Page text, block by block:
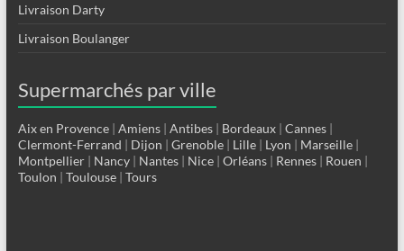
Livraison Darty
Livraison Boulanger
Supermarchés par ville
Aix en Provence| Amiens| Antibes| Bordeaux| Cannes|
Clermont-Ferrand | Dijon | Grenoble| Lille| Lyon | Marseille|
Montpellier| Nancy| Nantes| Nice| Orléans| Rennes| Rouen |
Toulon | Toulouse| Tours